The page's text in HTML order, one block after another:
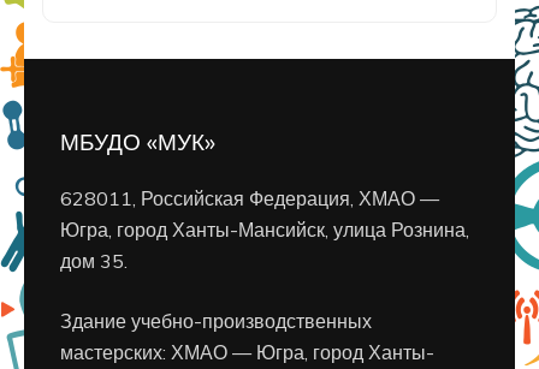
МБУДО «МУК»
628011, Российская Федерация, ХМАО —
Югра, город Ханты-Мансийск, улица Рознина,
дом 35.
Здание учебно-производственных
мастерских: ХМАО — Югра, город Ханты-